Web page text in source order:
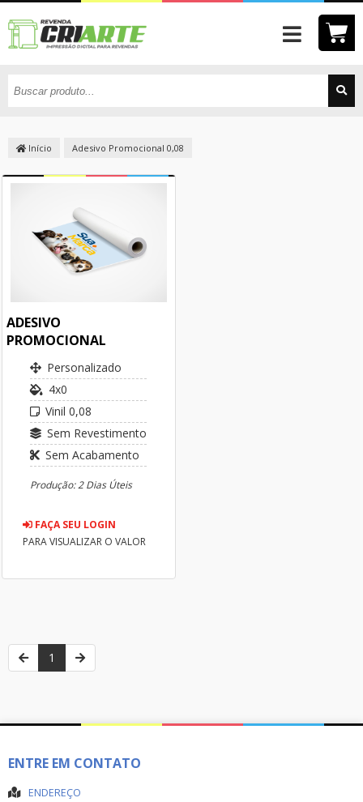
Início Adesivo Promocional 0,08
ADESIVO
PROMOCIONAL
Personalizado
4x0
Vinil 0,08
Sem Revestimento
Sem Acabamento
Produção: 2 Dias Úteis
FAÇA SEU LOGIN
PARA VISUALIZAR O VALOR
1
ENTRE EM CONTATO
ENDEREÇO